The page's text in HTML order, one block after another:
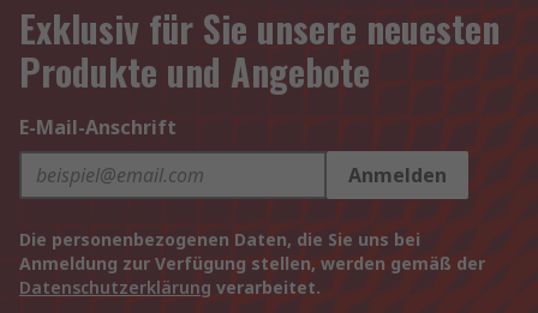
Exklusiv für Sie unsere neuesten
Produkte und Angebote
E-Mail-Anschrift
Anmelden
Die personenbezogenen Daten, die Sie uns bei
Anmeldung zur Verfügung stellen, werden gemäß der
Datenschutzerklärung verarbeitet.